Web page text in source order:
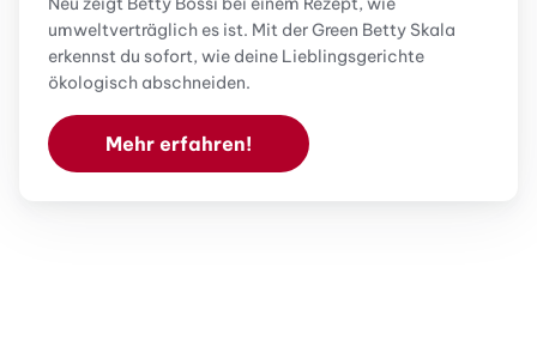
umweltverträglich es ist. Mit der Green Betty Skala
erkennst du sofort, wie deine Lieblingsgerichte
ökologisch abschneiden.
Mehr erfahren!